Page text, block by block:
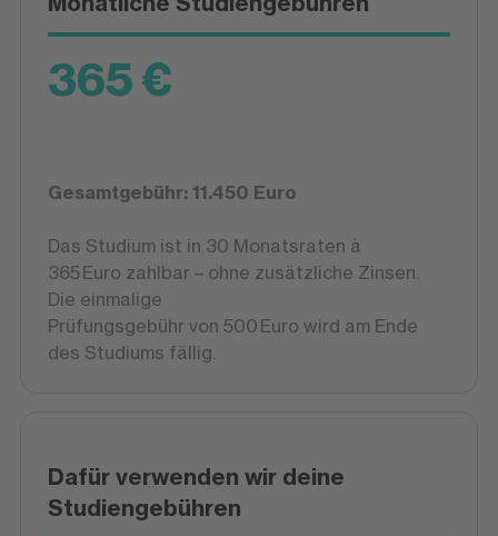
365 €
Gesamtgebühr: 11.450 Euro
Das Studium ist in 30 Monatsraten à
365 Euro zahlbar – ohne zusätzliche Zinsen.
Die einmalige
Prüfungsgebühr von 500 Euro wird am Ende
des Studiums fällig.
Dafür verwenden wir deine
Studiengebühren